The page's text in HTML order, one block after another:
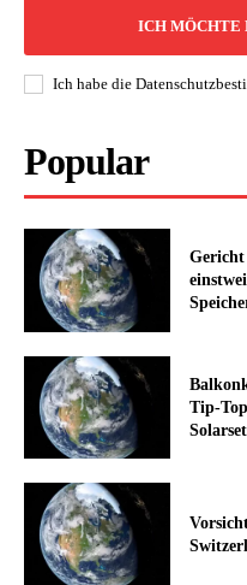
ICH MÖCHTE
Ich habe die
Popular
Tip-